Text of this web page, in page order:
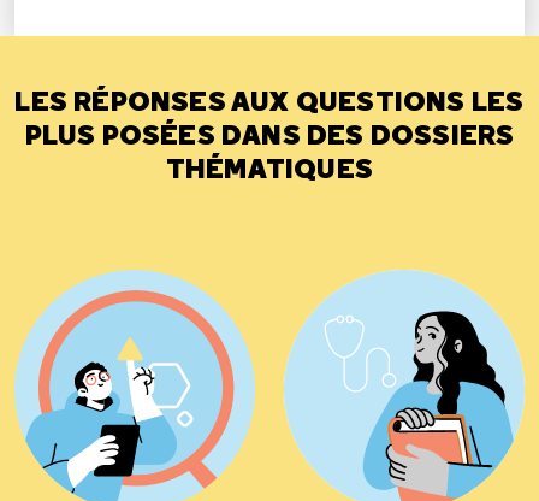
LES RÉPONSES AUX QUESTIONS LES
PLUS POSÉES DANS DES DOSSIERS
THÉMATIQUES